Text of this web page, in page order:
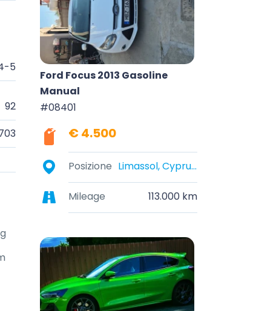
5
92
Ford Focus 2013 Gasoline
Manual
#08401
€ 4.500
Posizione Limassol, Cyprus, Cyprus
Mileage 113.000 km